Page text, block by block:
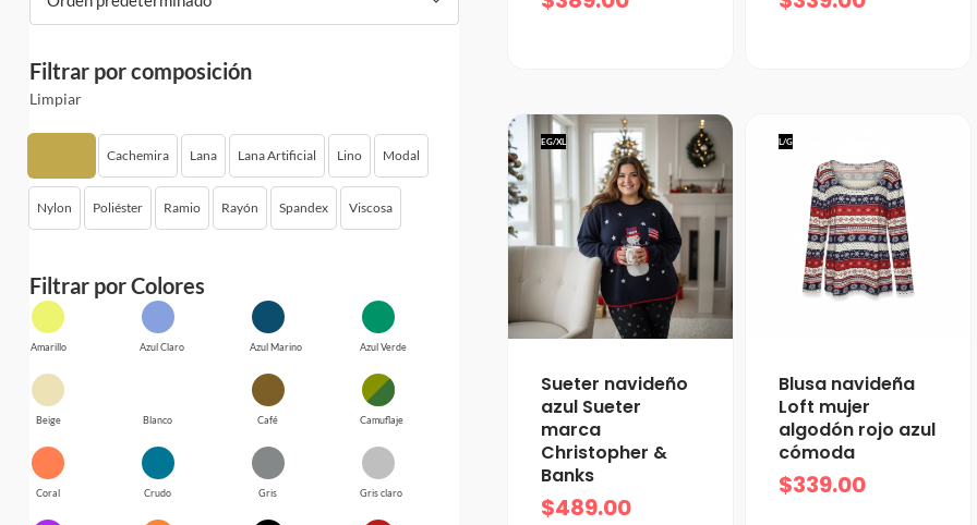
Filtrar por composición
Limpiar
Cachemira Lana Lana Artificial Lino Modal
Nylon Poliéster Ramio Rayón Spandex Viscosa
Filtrar por Colores
Amarillo Azul Claro Azul Marino Azul Verde
Beige Blanco Café Camuflaje
Coral Crudo Gris Gris claro
EG/XL
Sueter navideño
azul Sueter
marca
Christopher &
Banks
$489.00
L/G
Blusa navideña
Loft mujer
algodón rojo azul
cómoda
$339.00